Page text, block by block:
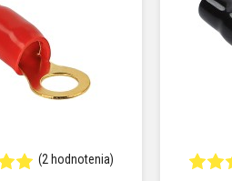
(2 hodnotenia)